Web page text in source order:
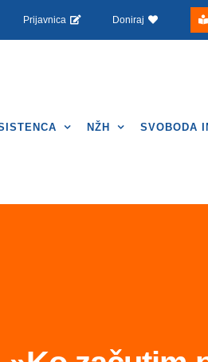
Prijavnica Doniraj
NŽH SVOBODA